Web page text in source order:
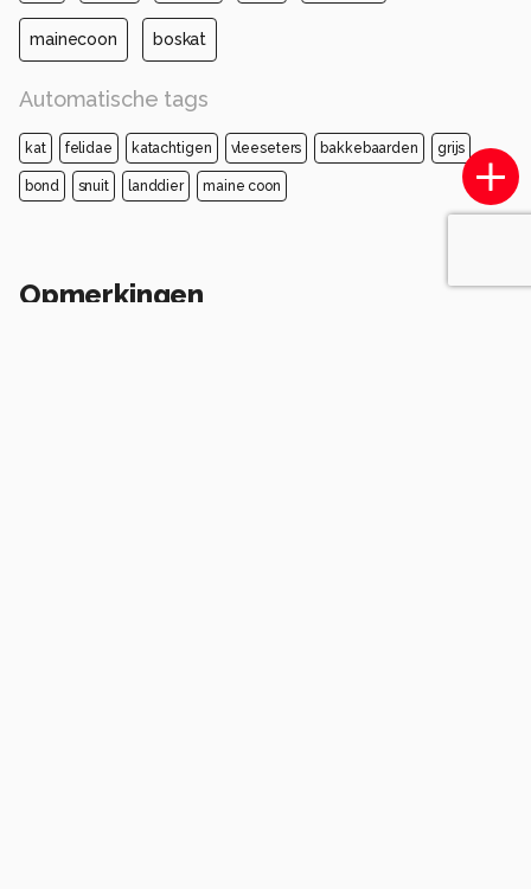
mainecoon boskat
Automatische tags
kat felidae katachtigen vleeseters bakkebaarden grijs
bond snuit landdier maine coon
Opmerkingen